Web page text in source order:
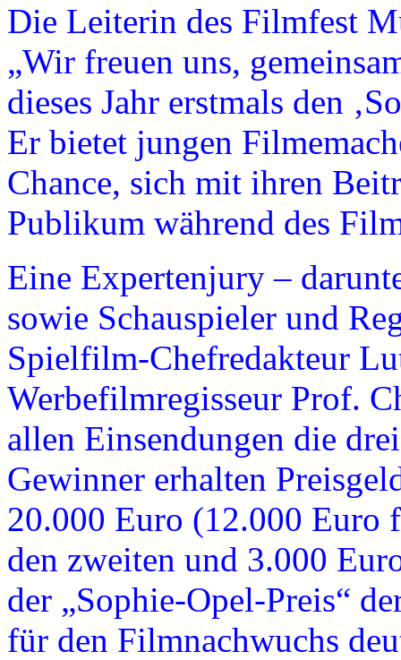
Die Leiterin des Filmfest
„Wir freuen uns,
dieses Jahr erstmals den
Er bietet jungen
Chance, sich mit ihren
Publikum während des
Eine Expertenjury –
sowie Schauspieler und
Spielfilm-Chefredakteur
Werbefilmregisseur Prof.
allen Einsendungen die
Gewinner erhalten
20.000 Euro (12.000 Euro
den zweiten und 3.000
der „Sophie-Opel-Preis“
für den Filmnachwuchs